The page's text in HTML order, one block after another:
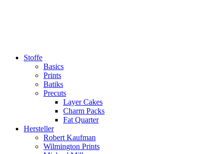
Stoffe
Basics
Prints
Batiks
Precuts
Layer Cakes
Charm Packs
Fat Quarter
Hersteller
Robert Kaufman
Wilmington Prints